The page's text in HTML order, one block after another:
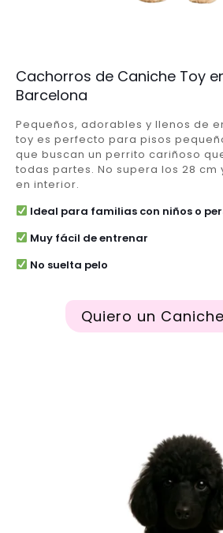
Cachorros de Caniche Toy
Barcelona
Pequeños, adorables y llenos de
toy es perfecto para pisos
que buscan un perrito cariñoso
todas partes. No supera los 28 cm
en interior.
Ideal para familias con niños o
Muy fácil de entrenar
No suelta pelo
Quiero un